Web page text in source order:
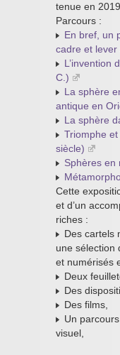
tenue en 2019.
Parcours :
En bref, un
cadre et
L’invention
C.)
La sphère
antique en
La sphère
Triomphe
siècle)
Sphères en
Cette
et d’un
riches :
Des cartels
une sélection
et numérisés
Deux
Des
Des films,
Un
visuel,